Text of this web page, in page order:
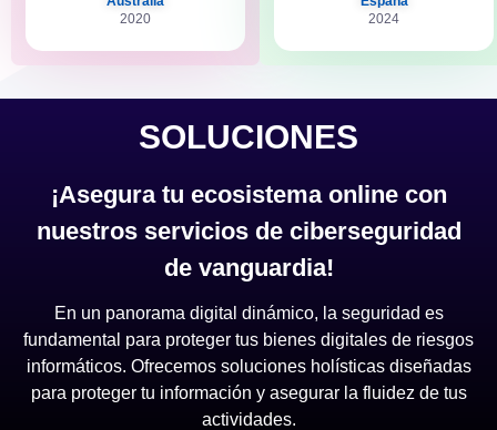
2020
2024
SOLUCIONES
¡Asegura tu ecosistema online con
nuestros servicios de ciberseguridad
de vanguardia!
En un panorama digital dinámico, la seguridad es
fundamental para proteger tus bienes digitales de riesgos
informáticos. Ofrecemos soluciones holísticas diseñadas
para proteger tu información y asegurar la fluidez de tus
actividades.